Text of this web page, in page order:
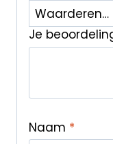
Je
Naam *